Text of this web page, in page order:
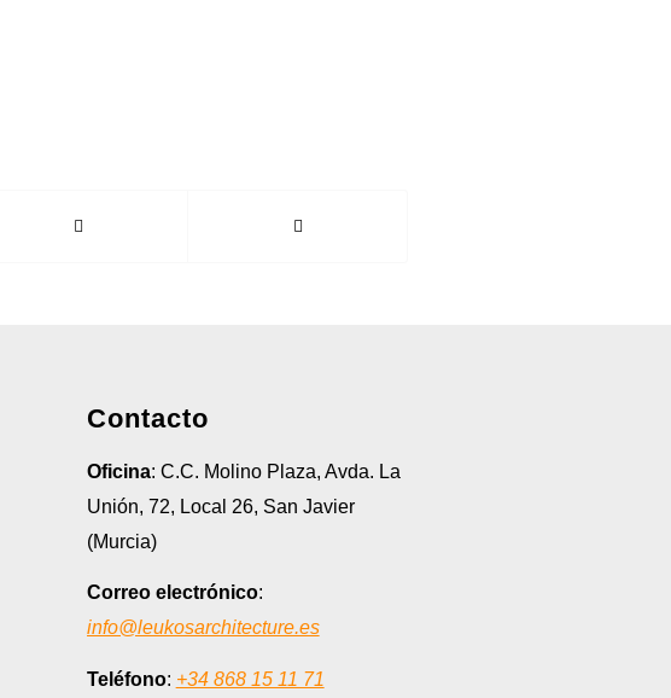
Contacto
Oficina: C.C. Molino Plaza, Avda. La
Unión, 72, Local 26, San Javier
(Murcia)
Correo electrónico:
info@leukosarchitecture.es
Teléfono: +34 868 15 11 71